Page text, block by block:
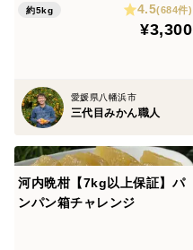
約5kg 4.5(684件)
¥3,300
愛媛県八幡浜市
三代目みかん職人
河内晩柑【7kg以上保証】パ
ンパン箱チャレンジ